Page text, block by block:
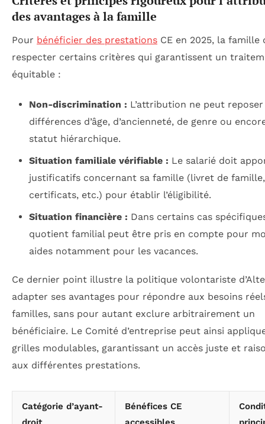
des avantages à la famille
Pour bénéficier des prestations CE en 2025, la famille
respecter certains critères qui garantissent un
équitable :
Non-discrimination : L’attribution ne peut
différences d’âge, d’ancienneté, de genre ou
statut hiérarchique.
Situation familiale vérifiable : Le salarié doit
justificatifs concernant sa famille (livret de famille,
certificats, etc.) pour établir l’éligibilité.
Situation financière : Dans certains cas
quotient familial peut être pris en compte pour
aides notamment pour les vacances.
Ce dernier point illustre la politique volontariste
adapter ses avantages pour répondre aux besoins
familles, sans pour autant exclure arbitrairement un
bénéficiaire. Le Comité d’entreprise peut ainsi
grilles modulables, garantissant un accès juste et
aux différentes prestations.
Catégorie d’ayant-
Bénéfices CE